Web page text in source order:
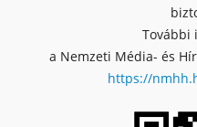
További
a Nemzeti Média- és
https://